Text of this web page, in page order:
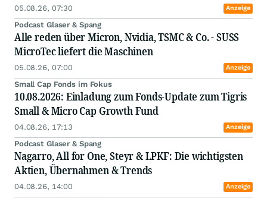
05.08.26, 07:30 Anzeige
Podcast Glaser & Spang
Alle reden über Micron, Nvidia, TSMC & Co. - SUSS
MicroTec liefert die Maschinen
05.08.26, 07:00 Anzeige
Small Cap Fonds im Fokus
10.08.2026: Einladung zum Fonds-Update zum Tigris
Small & Micro Cap Growth Fund
04.08.26, 17:13 Anzeige
Podcast Glaser & Spang
Nagarro, All for One, Steyr & LPKF: Die wichtigsten
Aktien, Übernahmen & Trends
04.08.26, 14:00 Anzeige